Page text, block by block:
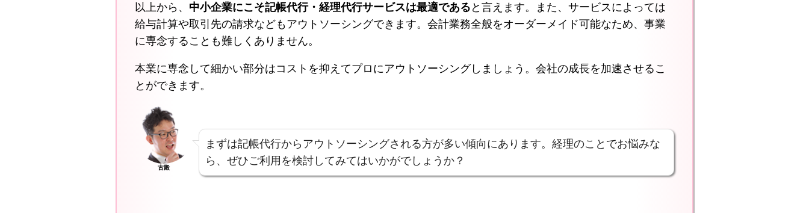
以上から、 中小企業にこそ記帳代行・経理代行サービスは最適である と言えます。また、サービスによっては
給与計算や取引先の請求などもアウトソーシングできます。会計業務全般をオーダーメイド可能なため、事業
に専念することも難しくありません。
本業に専念して細かい部分はコストを抑えてプロにアウトソーシングしましょう。会社の成長を加速させるこ
とができます。
古殿
まずは記帳代行からアウトソーシングされる方が多い傾向にあります。経理のことでお悩みな
ら、ぜひご利用を検討してみてはいかがでしょうか？